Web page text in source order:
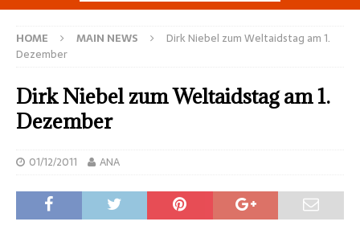
HOME MAIN NEWS
Dirk Niebel zum Weltaidstag am 1.
Dezember
Dirk Niebel zum Weltaidstag am 1.
Dezember
01/12/2011 ANA